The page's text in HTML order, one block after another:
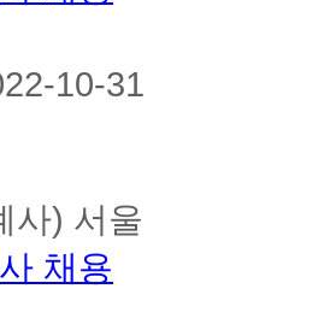
10-31
사) 서울
채용